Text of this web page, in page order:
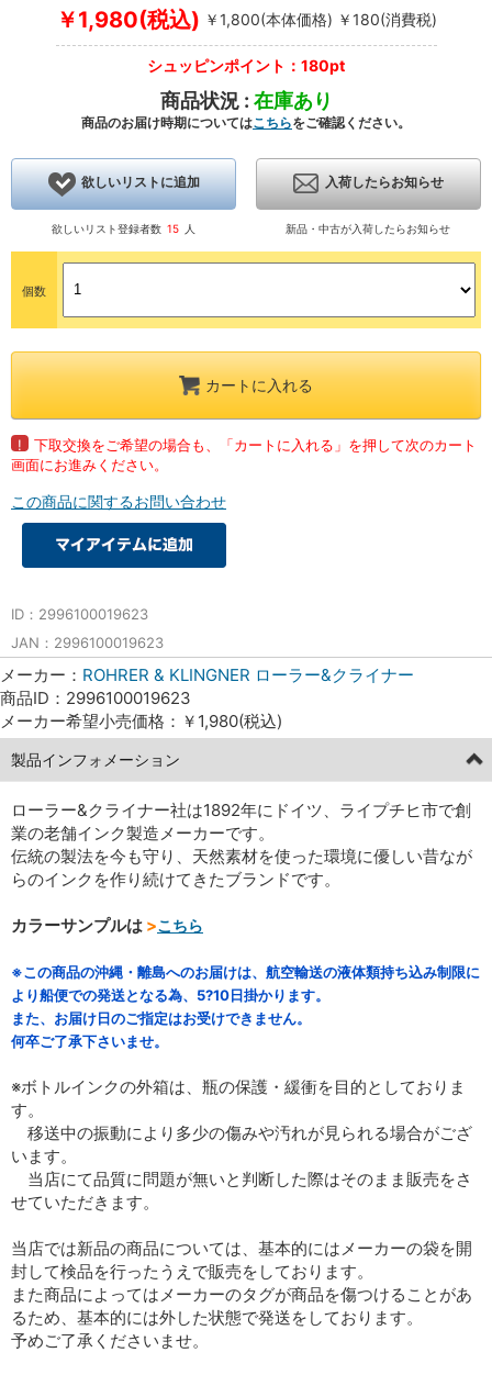
￥1,980(税込) ￥1,800(本体価格) ￥180(消費税)
シュッピンポイント：180pt
商品状況 : 在庫あり
商品のお届け時期についてはこちらをご確認ください。
欲しいリストに追加
欲しいリスト登録者数 15 人
入荷したらお知らせ
新品・中古が入荷したらお知らせ
個数
カートに入れる
!
下取交換をご希望の場合も、「カートに入れる」を押して次のカート
画面にお進みください。
この商品に関するお問い合わせ
ID：2996100019623
JAN：2996100019623
メーカー： ROHRER & KLINGNER ローラー&クライナー
商品ID：2996100019623
メーカー希望小売価格：￥1,980(税込)
製品インフォメーション
ローラー&クライナー社は1892年にドイツ、ライプチヒ市で創
業の老舗インク製造メーカーです。
伝統の製法を今も守り、天然素材を使った環境に優しい昔なが
らのインクを作り続けてきたブランドです。
カラーサンプルは >こちら
※この商品の沖縄・離島へのお届けは、航空輸送の液体類持ち込み制限に
より船便での発送となる為、5?10日掛かります。
また、お届け日のご指定はお受けできません。
何卒ご了承下さいませ。
※ボトルインクの外箱は、瓶の保護・緩衝を目的としておりま
す。
移送中の振動により多少の傷みや汚れが見られる場合がござ
います。
当店にて品質に問題が無いと判断した際はそのまま販売をさ
せていただきます。
当店では新品の商品については、基本的にはメーカーの袋を開
封して検品を行ったうえで販売をしております。
また商品によってはメーカーのタグが商品を傷つけることがあ
るため、基本的には外した状態で発送をしております。
予めご了承くださいませ。